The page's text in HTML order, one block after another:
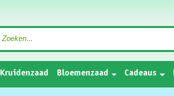
Kruidenzaad Bloemenzaad Cadeaus